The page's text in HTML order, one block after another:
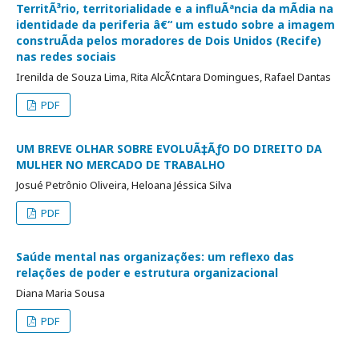
TerritÃ³rio, territorialidade e a influÃªncia da mÃ­dia na
identidade da periferia â€“ um estudo sobre a imagem
construÃ­da pelos moradores de Dois Unidos (Recife)
nas redes sociais
Irenilda de Souza Lima, Rita AlcÃ¢ntara Domingues, Rafael Dantas
PDF
UM BREVE OLHAR SOBRE EVOLUÃ‡ÃƒO DO DIREITO DA
MULHER NO MERCADO DE TRABALHO
Josué Petrônio Oliveira, Heloana Jéssica Silva
PDF
Saúde mental nas organizações: um reflexo das
relações de poder e estrutura organizacional
Diana Maria Sousa
PDF